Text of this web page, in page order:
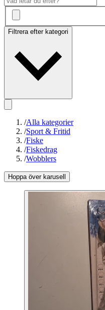
Filtrera efter kategori
/Alla kategorier
/Sport & Fritid
/Fiske
/Fiskedrag
/Wobblers
Hoppa över karusell